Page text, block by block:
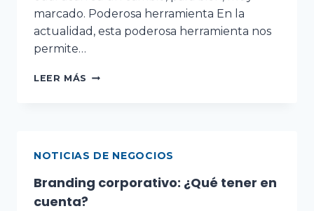
marcado. Poderosa herramienta En la
actualidad, esta poderosa herramienta nos
permite…
LEER MÁS
NOTICIAS DE NEGOCIOS
Branding corporativo: ¿Qué tener en
cuenta?